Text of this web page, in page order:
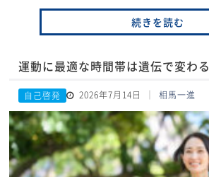
続きを読む
運動に最適な時間帯は遺伝で変わる
自己啓発 2026年7月14日 相馬一進